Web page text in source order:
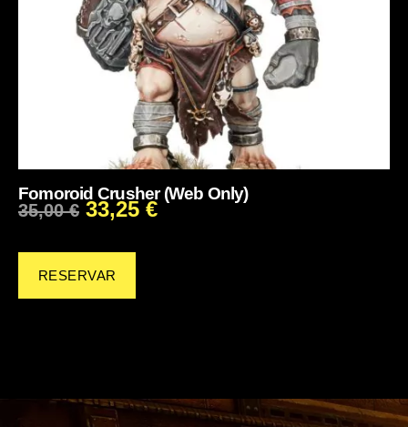
Fomoroid Crusher (Web Only)
35,00€ 33,25 €
RESERVAR